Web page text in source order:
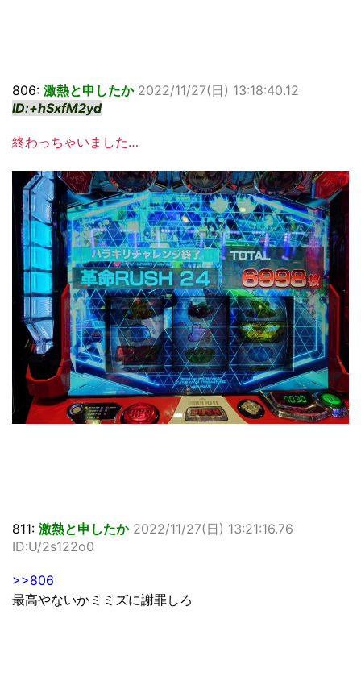
806: 激熱と申したか 2022/11/27(日) 13:18:40.12
ID:+hSxfM2yd
終わっちゃいました…
811: 激熱と申したか 2022/11/27(日) 13:21:16.76
ID:U/2s122o0
>>806
最高やないかミミズに謝罪しろ